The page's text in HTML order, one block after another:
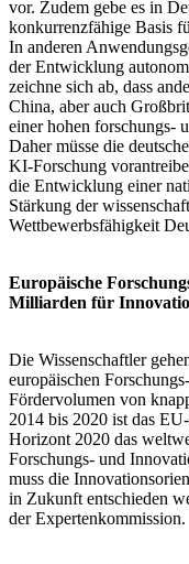
vor. Zudem gebe es in
konkurrenzfähige Basis
In anderen
der Entwicklung
zeichne sich ab, dass
China, aber auch
einer hohen forschungs-
Daher müsse die
KI-Forschung
die Entwicklung einer
Stärkung der
Wettbewerbsfähigkeit
Europäische
Milliarden für
Die Wissenschaftler
europäischen
Fördervolumen von
2014 bis 2020 ist das
Horizont 2020 das
Forschungs- und
muss die
in Zukunft entschieden
der Expertenkommission.